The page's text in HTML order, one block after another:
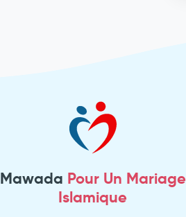
Mawada Pour Un Mariage
Islamique